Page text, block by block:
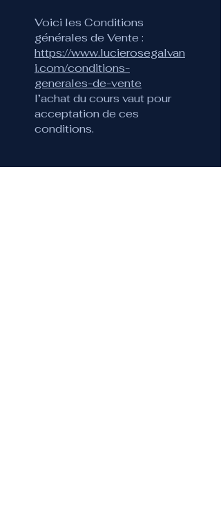
Voici les Conditions
générales de Vente :
https://www.lucierosegalvan
i.com/conditions-
generales-de-vente
l’achat du cours vaut pour
acceptation de ces
conditions.